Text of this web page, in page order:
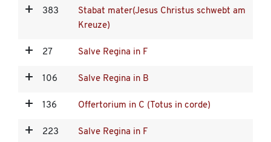
383
Stabat mater(Jesus Christus schwebt am
Kreuze)
27 Salve Regina in F
106 Salve Regina in B
136 Offertorium in C (Totus in corde)
223 Salve Regina in F